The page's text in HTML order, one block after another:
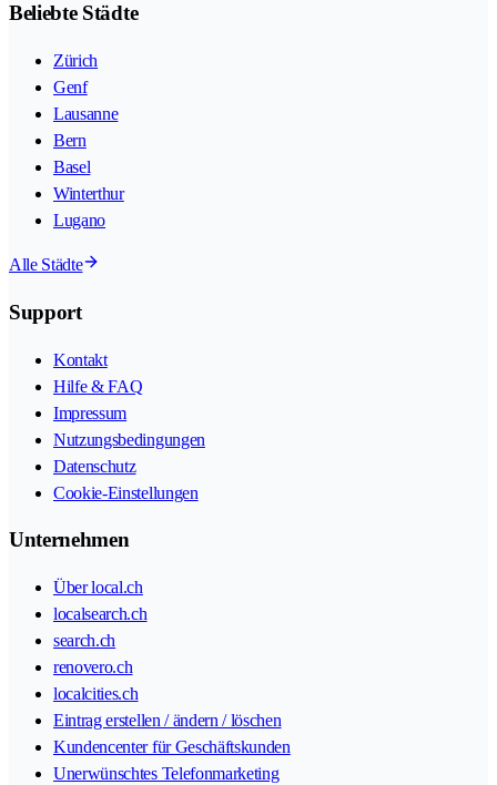
Beliebte Städte
Zürich
Genf
Lausanne
Bern
Basel
Winterthur
Lugano
Alle Städte
Support
Kontakt
Hilfe & FAQ
Impressum
Nutzungsbedingungen
Datenschutz
Cookie-Einstellungen
Unternehmen
Über local.ch
localsearch.ch
search.ch
renovero.ch
localcities.ch
Eintrag erstellen / ändern / löschen
Kundencenter für Geschäftskunden
Unerwünschtes Telefonmarketing